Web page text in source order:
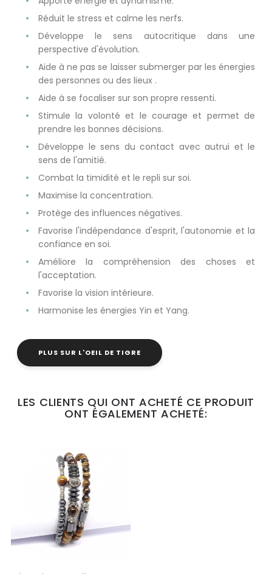
Réduit le stress et calme les nerfs.
Développe le sens autocritique dans une
perspective d'évolution.
Aide à ne pas se laisser submerger par les énergies
des personnes ou des lieux .
Aide à se focaliser sur son propre ressenti.
Stimule la volonté et le courage et permet de
prendre les bonnes décisions.
Développe le sens du contact avec autrui et le
sens de l'amitié.
Combat la timidité et le repli sur soi.
Maximise la concentration.
Protège des influences négatives.
Favorise l'indépendance d'esprit, l'autonomie et la
confiance en soi.
Améliore la compréhension des choses et
l'acceptation.
Favorise la vision intérieure.
Harmonise les énergies Yin et Yang.
PLUS SUR L'OEIL DE TIGRE
LES CLIENTS QUI ONT ACHETÉ CE PRODUIT
ONT ÉGALEMENT ACHETÉ: